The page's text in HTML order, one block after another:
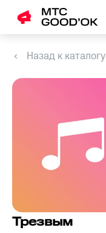
Назад к каталогу
Трезвым